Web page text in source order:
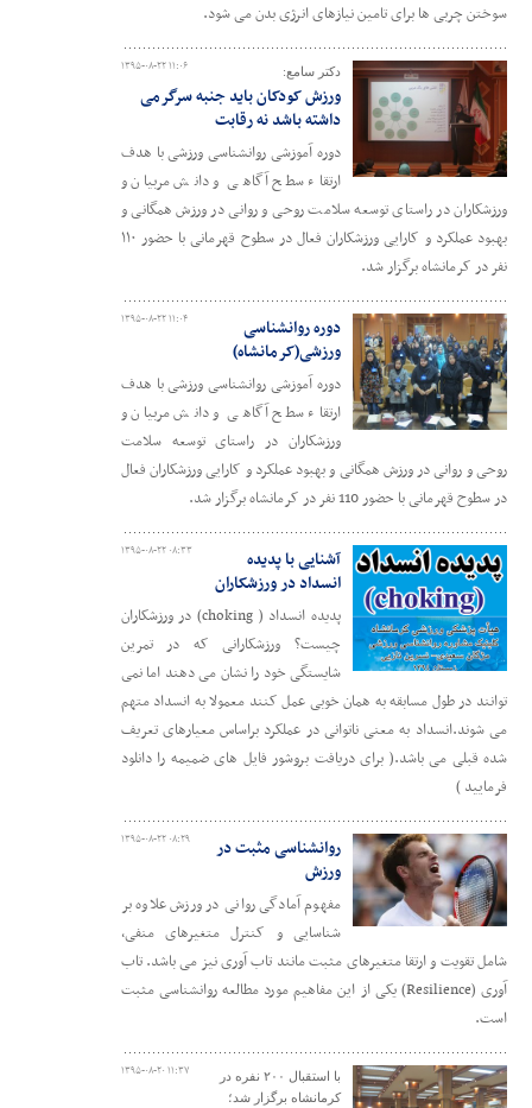
سوختن چربی ها برای تامین نیازهای انرژی بدن می شود.
۱۳۹۵-۰۸-۲۲ ۱۱:۰۶ دکتر سامع:
ورزش کودکان باید جنبه سرگرمی
داشته باشد نه رقابت
دوره آموزشی روانشناسی ورزشی با هدف
ارتقاء سطح آگاهی و دانش مربیان و
ورزشکاران در راستای توسعه سلامت روحی و روانی در ورزش همگانی و
بهبود عملکرد و کارایی ورزشکاران فعال در سطوح قهرمانی با حضور ۱۱۰
نفر در کرمانشاه برگزار شد.
۱۳۹۵-۰۸-۲۲ ۱۱:۰۴
دوره روانشناسی
ورزشی(کرمانشاه)
دوره آموزشی روانشناسی ورزشی با هدف
ارتقاء سطح آگاهی و دانش مربیان و
ورزشکاران در راستای توسعه سلامت
روحی و روانی در ورزش همگانی و بهبود عملکرد و کارایی ورزشکاران فعال
در سطوح قهرمانی با حضور 110 نفر در کرمانشاه برگزار شد.
۱۳۹۵-۰۸-۲۲ ۰۸:۳۳
آشنایی با پدیده
انسداد در ورزشکاران
پدیده انسداد ( choking) در ورزشکاران
چیست؟ ورزشکارانی که در تمرین
شایستگی خود را نشان می دهند اما نمی
توانند در طول مسابقه به همان خوبی عمل کنند معمولا به انسداد متهم
می شوند.انسداد به معنی ناتوانی در عملکرد براساس معیارهای تعریف
شده قبلی می باشد.( برای دریافت بروشور فایل های ضمیمه را دانلود
فرمایید )
۱۳۹۵-۰۸-۲۲ ۰۸:۲۹
روانشناسی مثبت در
ورزش
مفهوم آمادگی روانی در ورزش علاوه بر
شناسایی و کنترل متغیرهای منفی،
شامل تقویت و ارتقا متغیرهای مثبت مانند تاب آوری نیز می باشد. تاب
آوری (Resilience) یکی از این مفاهیم مورد مطالعه روانشناسی مثبت
است.
۱۳۹۵-۰۸-۲۰ ۱۱:۳۷
با استقبال ۲۰۰ نفره در
کرمانشاه برگزار شد؛